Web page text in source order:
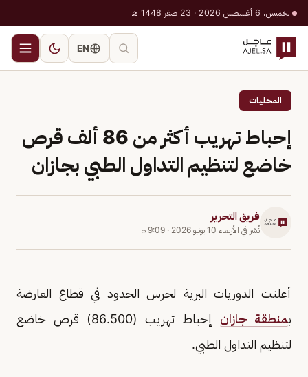
الخميس، 6 أغسطس 2026 · 23 صفر 1448 هـ
EN
المحليات
إحباط تهريب أكثر من 86 ألف قرص
خاضع لتنظيم التداول الطبي بجازان
فريق التحرير
نُشر في الأربعاء 10 يونيو 2026 · 9:09 م
أعلنت الدوريات البرية لحرس الحدود في قطاع العارضة
بمنطقة جازان
إحباط تهريب (86.500) قرص خاضع
لتنظيم التداول الطبي.